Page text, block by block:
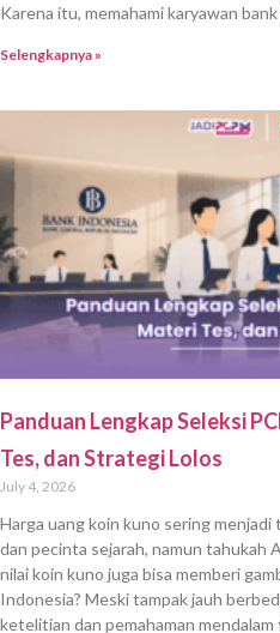
Karena itu, memahami karyawan
Selengkapnya »
Panduan Lengkap Seleksi
Tes, dan Strategi Lolos
July 4, 2026
Harga uang koin kuno sering
dan pecinta sejarah, namun tahukah
nilai koin kuno juga bisa memberi
Indonesia? Meski tampak jauh
ketelitian dan pemahaman